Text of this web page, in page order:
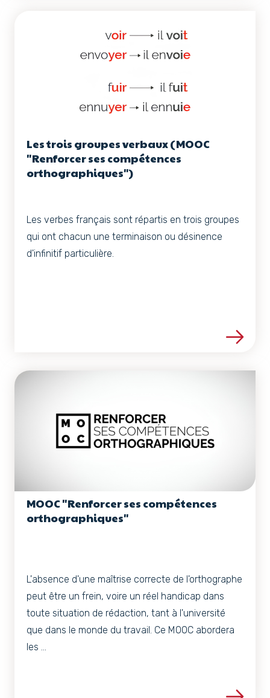
Les trois groupes verbaux (MOOC
"Renforcer ses compétences
orthographiques")
Les verbes français sont répartis en trois groupes
qui ont chacun une terminaison ou désinence
d'infinitif particulière.
Voir les détails de la
MOOC "Renforcer ses compétences
orthographiques"
L'absence d'une maîtrise correcte de l'orthographe
peut être un frein, voire un réel handicap dans
toute situation de rédaction, tant à l'université
que dans le monde du travail. Ce MOOC abordera
les ...